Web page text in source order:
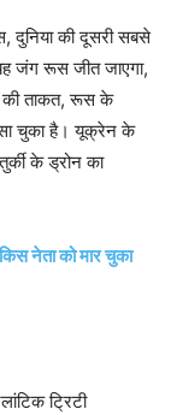
की दूसरी सबसे
जंग रूस जीत जाएगा,
की ताकत, रूस के
चुका है। यूक्रेन के
के ड्रोन का
नेता को मार चुका
ट्रिटी